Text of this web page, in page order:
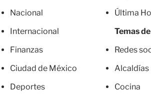
Nacional
Internacional
Finanzas
Ciudad de México
Deportes
Última
Temas
Redes
Alcaldías
Cocina